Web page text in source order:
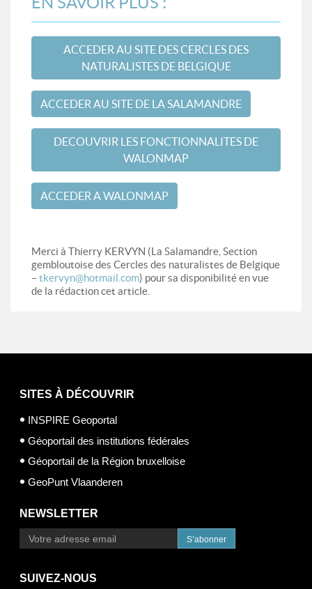
ACCEDER AU SITE DES CERCLES DES
NATURALISTES DE BELGIQUE
ACCEDER AU SITE DE LA SALAMANDRE
DECOUVRIR LES FONCTIONNALITES DE
WALONMAP
ACCEDER A WALONMAP
Merci à Thierry KERVYN (La Salamandre, Section
gembloutoise des Cercles des naturalistes de Belgique
–tkervyn@hotmail.com) pour sa disponibilité en vue
de la rédaction cet article.
SITES À DÉCOUVRIR
INSPIRE Geoportal
Géoportail des institutions fédérales
Géoportail de la Région bruxelloise
GeoPunt Vlaanderen
NEWSLETTER
S’abonner
SUIVEZ-NOUS